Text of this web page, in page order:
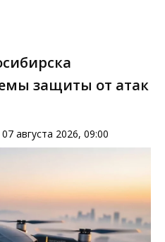
защиты от атак
07 августа 2026, 09:00